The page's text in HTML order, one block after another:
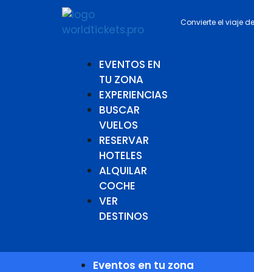
Convierte el viaje
EVENTOS EN
TU ZONA
EXPERIENCIAS
BUSCAR
VUELOS
RESERVAR
HOTELES
ALQUILAR
COCHE
VER
DESTINOS
Eventos en tu zona